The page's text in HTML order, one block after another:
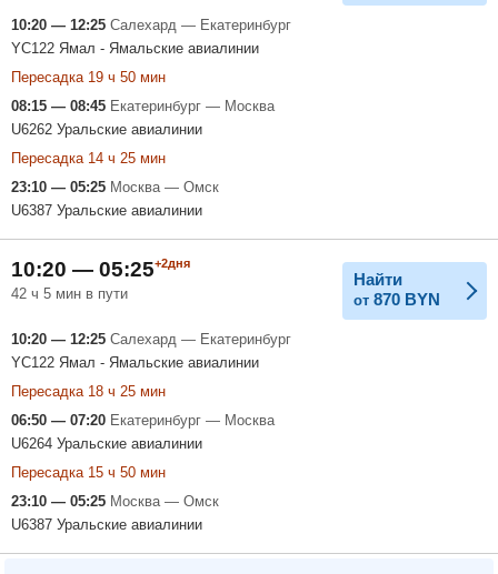
10:20 — 12:25 Салехард — Екатеринбург
YC122 Ямал - Ямальские авиалинии
Пересадка 19 ч 50 мин
08:15 — 08:45 Екатеринбург — Москва
U6262 Уральские авиалинии
Пересадка 14 ч 25 мин
23:10 — 05:25 Москва — Омск
U6387 Уральские авиалинии
10:20 — 05:25+2дня
42 ч 5 мин в пути
Найти
от 870 BYN
10:20 — 12:25 Салехард — Екатеринбург
YC122 Ямал - Ямальские авиалинии
Пересадка 18 ч 25 мин
06:50 — 07:20 Екатеринбург — Москва
U6264 Уральские авиалинии
Пересадка 15 ч 50 мин
23:10 — 05:25 Москва — Омск
U6387 Уральские авиалинии